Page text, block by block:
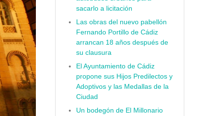
sacarlo a licitación
Las obras del nuevo pabellón
Fernando Portillo de Cádiz
arrancan 18 años después de
su clausura
El Ayuntamiento de Cádiz
propone sus Hijos Predilectos y
Adoptivos y las Medallas de la
Ciudad
Un bodegón de El Millonario